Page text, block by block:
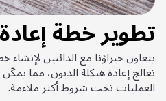
تطوير خطة
يتعاون خبراؤنا مع الدائنين لإنشاء
تعالج إعادة هيكلة الديون، مما
العمليات تحت شروط أكثر ملاءمة.